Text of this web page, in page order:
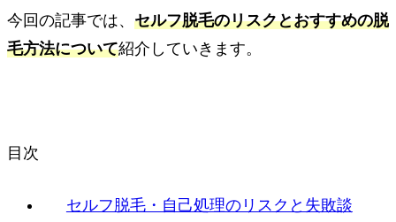
今回の記事では、 セルフ脱毛のリスクとおすすめの脱
毛方法について紹介していきます。
目次
セルフ脱毛・自己処理のリスクと失敗談